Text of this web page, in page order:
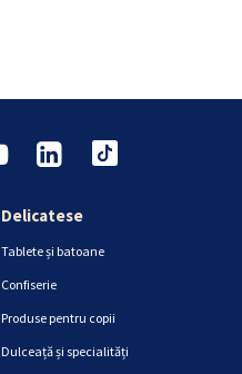
Delicatese
Tablete și batoane
Confiserie
Produse pentru copii
Dulceață și specialități